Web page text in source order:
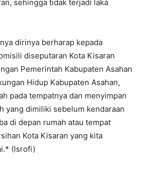
sehingga tidak terjadi laka
dirinya berharap kepada
diseputaran Kota Kisaran
Pemerintah Kabupaten Asahan
Hidup Kabupaten Asahan,
pada tempatnya dan menyimpan
yang dimiliki sebelum kendaraan
di depan rumah atau tempat
Kota Kisaran yang kita
(Isrofi)